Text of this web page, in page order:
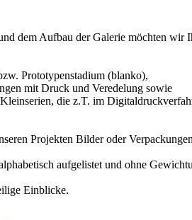
dem Aufbau der Galerie möchten
Prototypenstadium (blanko),
mit Druck und Veredelung sowie
die z.T. im
Projekten Bilder oder
aufgelistet und ohne
Einblicke.